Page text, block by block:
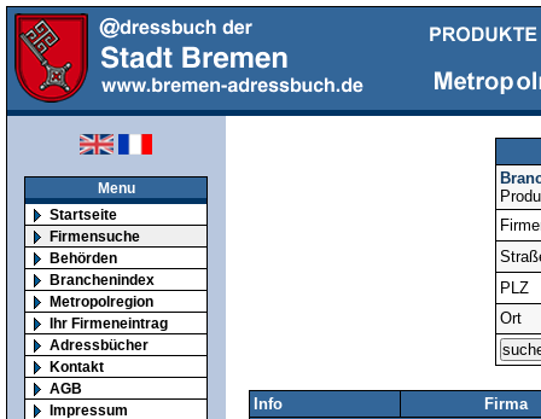
Menu
Startseite
Firmensuche
Behörden
Branchenindex
Metropolregion
Ihr Firmeneintrag
Adressbücher
Kontakt
AGB
Impressum
PLZ
Ort
Info Firma